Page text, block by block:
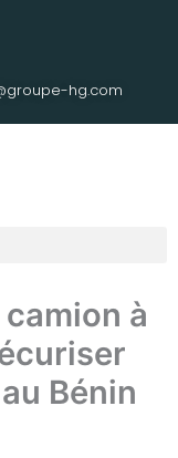
hg.com
camion à
Bénin